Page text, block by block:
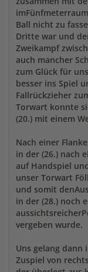
Ball nicht zu
Dritte war und
Zweikampf
auch mancher
zum Glück für
besser ins Spiel
Fallrückzieher
Torwart konnte
(20.) mit einem
Nach einer
in der (26.) nach
auf Handspiel
unser Torwart
und somit
in der (28.) noch
vergeben wurde.
Uns gelang dann
Zuspiel von